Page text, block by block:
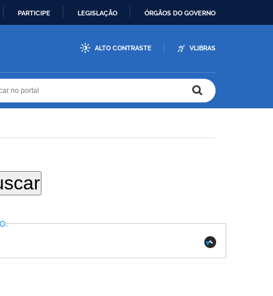
PARTICIPE LEGISLAÇÃO ÓRGÃOS DO GOVERNO
ALTO CONTRASTE VLIBRAS